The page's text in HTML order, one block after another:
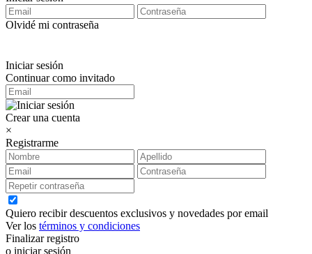
Olvidé mi contraseña
Iniciar sesión
Continuar como invitado
Crear una cuenta
×
Registrarme
Quiero recibir descuentos exclusivos y novedades por email
Ver los términos y condiciones
Finalizar registro
o iniciar sesión